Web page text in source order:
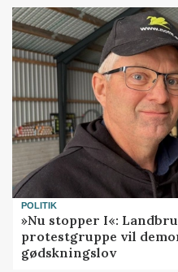
POLITIK
»Nu stopper I«:
protestgruppe vil
gødskningslov